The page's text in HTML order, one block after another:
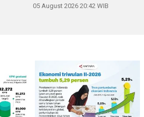
05 August 2026 20:42 WIB